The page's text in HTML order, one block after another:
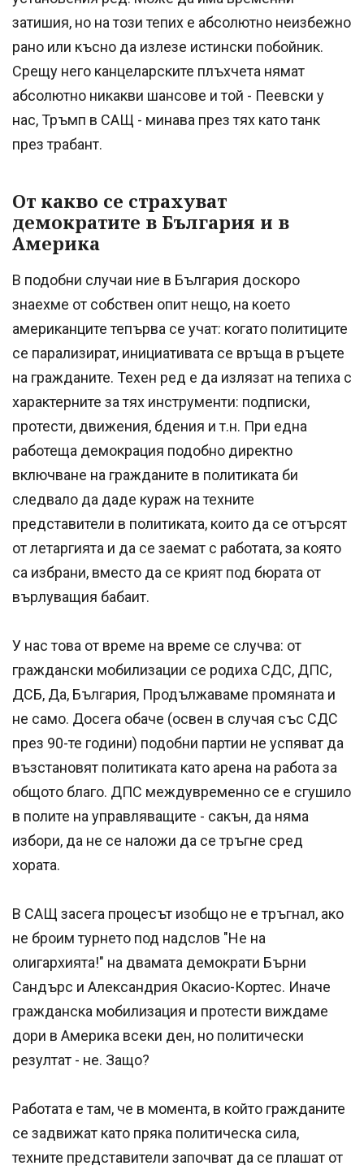
затишия, но на този тепих е абсолютно неизбежно
рано или късно да излезе истински побойник.
Срещу него канцеларските плъхчета нямат
абсолютно никакви шансове и той - Пеевски у
нас, Тръмп в САЩ - минава през тях като танк
през трабант.
От какво се страхуват
демократите в България и в
Америка
В подобни случаи ние в България доскоро
знаехме от собствен опит нещо, на което
американците тепърва се учат: когато политиците
се парализират, инициативата се връща в ръцете
на гражданите. Техен ред е да излязат на тепиха с
характерните за тях инструменти: подписки,
протести, движения, бдения и т.н. При една
работеща демокрация подобно директно
включване на гражданите в политиката би
следвало да даде кураж на техните
представители в политиката, които да се отърсят
от летаргията и да се заемат с работата, за която
са избрани, вместо да се крият под бюрата от
върлуващия бабаит.
У нас това от време на време се случва: от
граждански мобилизации се родиха СДС, ДПС,
ДСБ, Да, България, Продължаваме промяната и
не само. Досега обаче (освен в случая със СДС
през 90-те години) подобни партии не успяват да
възстановят политиката като арена на работа за
общото благо. ДПС междувременно се е сгушило
в полите на управляващите - сакън, да няма
избори, да не се наложи да се тръгне сред
хората.
В САЩ засега процесът изобщо не е тръгнал, ако
не броим турнето под надслов "Не на
олигархията!" на двамата демократи Бърни
Сандърс и Александрия Окасио-Кортес. Иначе
гражданска мобилизация и протести виждаме
дори в Америка всеки ден, но политически
резултат - не. Защо?
Работата е там, че в момента, в който гражданите
се задвижат като пряка политическа сила,
техните представители започват да се плашат от